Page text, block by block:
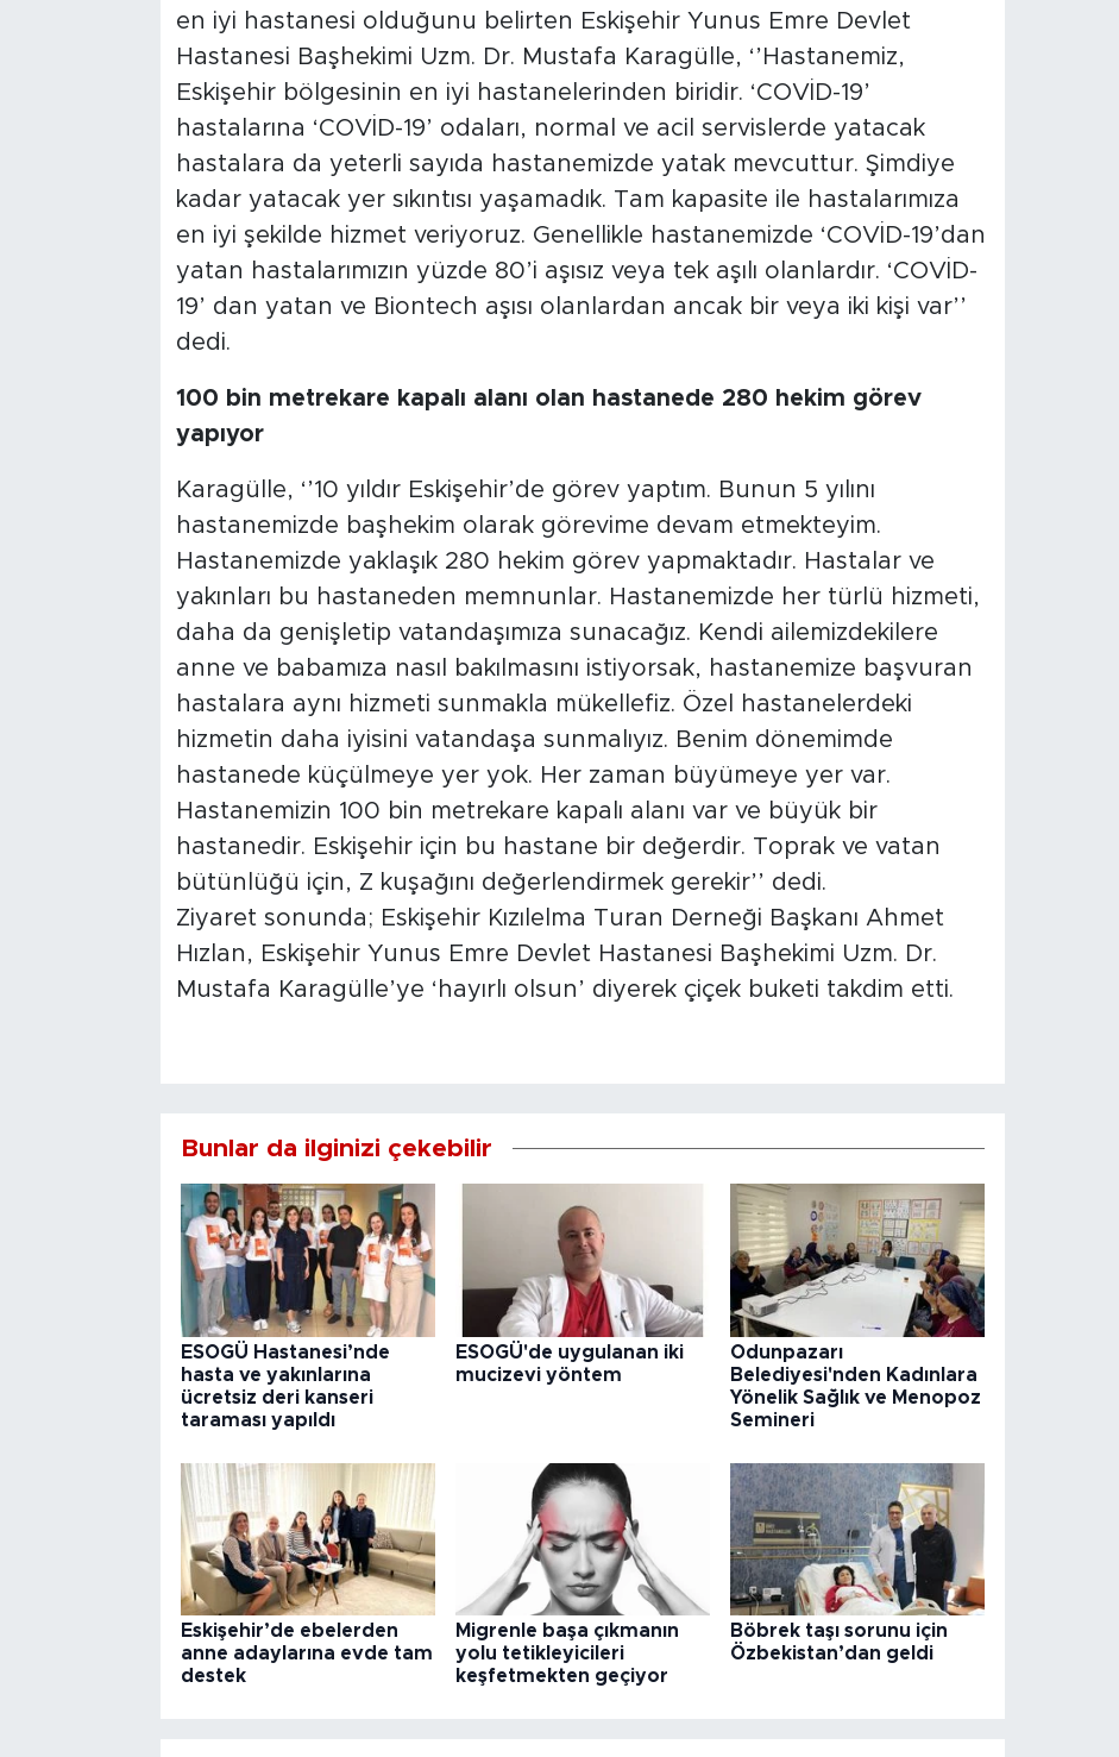
en iyi hastanesi olduğunu belirten Eskişehir Yunus Emre Devlet
Hastanesi Başhekimi Uzm. Dr. Mustafa Karagülle, ‘’Hastanemiz,
Eskişehir bölgesinin en iyi hastanelerinden biridir. ‘COVİD-19’
hastalarına ‘COVİD-19’ odaları, normal ve acil servislerde yatacak
hastalara da yeterli sayıda hastanemizde yatak mevcuttur. Şimdiye
kadar yatacak yer sıkıntısı yaşamadık. Tam kapasite ile hastalarımıza
en iyi şekilde hizmet veriyoruz. Genellikle hastanemizde ‘COVİD-19’dan
yatan hastalarımızın yüzde 80’i aşısız veya tek aşılı olanlardır. ‘COVİD-
19’ dan yatan ve Biontech aşısı olanlardan ancak bir veya iki kişi var’’
dedi.
100 bin metrekare kapalı alanı olan hastanede 280 hekim görev
yapıyor
Karagülle, ‘’10 yıldır Eskişehir’de görev yaptım. Bunun 5 yılını
hastanemizde başhekim olarak görevime devam etmekteyim.
Hastanemizde yaklaşık 280 hekim görev yapmaktadır. Hastalar ve
yakınları bu hastaneden memnunlar. Hastanemizde her türlü hizmeti,
daha da genişletip vatandaşımıza sunacağız. Kendi ailemizdekilere
anne ve babamıza nasıl bakılmasını istiyorsak, hastanemize başvuran
hastalara aynı hizmeti sunmakla mükellefiz. Özel hastanelerdeki
hizmetin daha iyisini vatandaşa sunmalıyız. Benim dönemimde
hastanede küçülmeye yer yok. Her zaman büyümeye yer var.
Hastanemizin 100 bin metrekare kapalı alanı var ve büyük bir
hastanedir. Eskişehir için bu hastane bir değerdir. Toprak ve vatan
bütünlüğü için, Z kuşağını değerlendirmek gerekir’’ dedi.
Ziyaret sonunda; Eskişehir Kızılelma Turan Derneği Başkanı Ahmet
Hızlan, Eskişehir Yunus Emre Devlet Hastanesi Başhekimi Uzm. Dr.
Mustafa Karagülle’ye ‘hayırlı olsun’ diyerek çiçek buketi takdim etti.
Bunlar da ilginizi çekebilir
ESOGÜ Hastanesi’nde
hasta ve yakınlarına
ücretsiz deri kanseri
taraması yapıldı
ESOGÜ'de uygulanan iki
mucizevi yöntem
Odunpazarı
Belediyesi'nden Kadınlara
Yönelik Sağlık ve Menopoz
Semineri
Eskişehir’de ebelerden
anne adaylarına evde tam
destek
Migrenle başa çıkmanın
yolu tetikleyicileri
keşfetmekten geçiyor
Böbrek taşı sorunu için
Özbekistan’dan geldi